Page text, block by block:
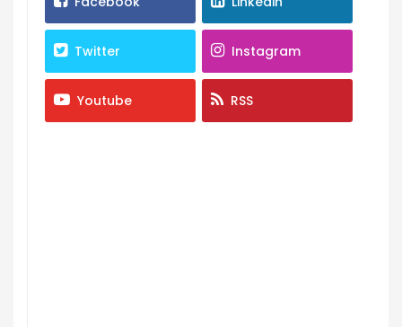
Twitter Instagram
Youtube RSS